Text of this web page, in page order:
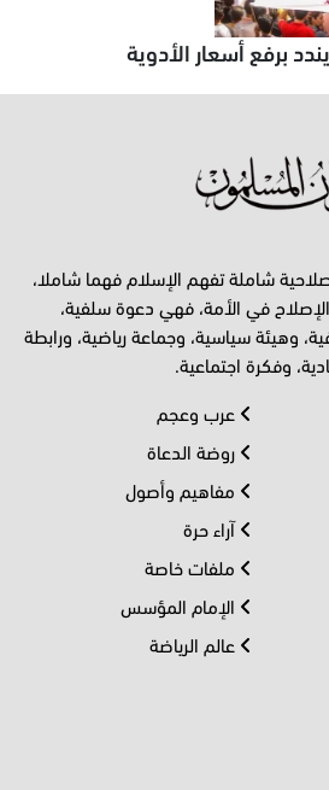
برفع أسعار الأدوية
شاملة تفهم الإسلام فهما شاملا،
في الأمة، فهي دعوة سلفية،
وهيئة سياسية، وجماعة رياضية، ورابطة
وفكرة اجتماعية.
عرب وعجم
روضة الدعاة
مفاهيم وأصول
آراء حرة
ملفات خاصة
الإمام المؤسس
عالم الرياضة